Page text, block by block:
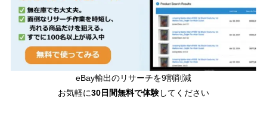
eBay輸出のリサーチを9割削減
お気軽に30日間無料で体験してください